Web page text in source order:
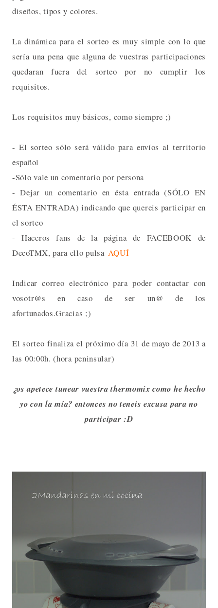
diseños, tipos y colores.
La dinámica para el sorteo es muy simple con lo que
sería una pena que alguna de vuestras participaciones
quedaran fuera del sorteo por no cumplir los
requisitos.
Los requisitos muy básicos, como siempre ;)
- El sorteo sólo será válido para envíos al territorio
español
-Sólo vale un comentario por persona
- Dejar un comentario en ésta entrada (SÓLO EN
ÉSTA ENTRADA) indicando que quereis participar en
el sorteo
- Haceros fans de la página de FACEBOOK de
DecoTMX, para ello pulsa AQUÍ
Indicar correo electrónico para poder contactar con
vosotr@s en caso de ser un@ de los
afortunados.Gracias ;)
El sorteo finaliza el próximo día 31 de mayo de 2013 a
las 00:00h. (hora peninsular)
¿os apetece tunear vuestra thermomix como he hecho
yo con la mía? entonces no teneis excusa para no
participar :D